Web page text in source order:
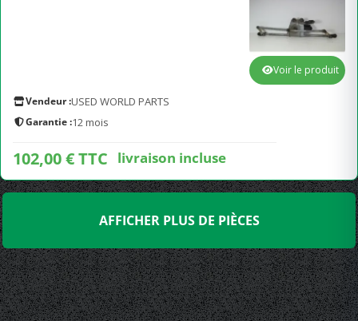
Vendeur :USED WORLD PARTS
Garantie :12 mois
102,00 € TTC livraison incluse
Voir le produit
AFFICHER PLUS DE PIÈCES